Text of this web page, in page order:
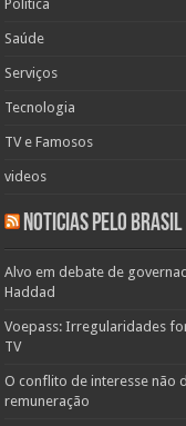
Politica
Saúde
Serviços
Tecnologia
TV e Famosos
videos
Noticias pelo Brasil
Alvo em debate de
Haddad
Voepass: Irregularidades
TV
O conflito de interesse não
remuneração